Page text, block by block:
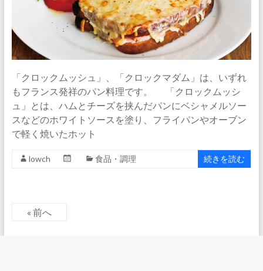
「クロックムッシュ」、「クロックマダム」は、いずれ
もフランス発祥のパン料理です。 「クロックムッシ
ュ」とは、ハムとチーズを挟んだパンにベシャメルソー
スなどのホワイトソースを塗り、フライパンやオーブン
で軽く焼いたホット
lowch 食品・調理 続きを読む
« 前へ